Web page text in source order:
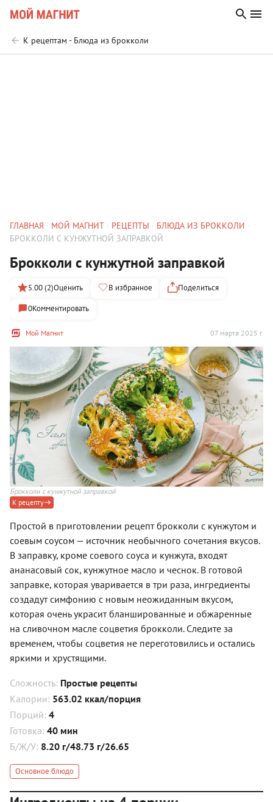
К рецептам - Блюда из брокколи
ГЛАВНАЯ МОЙ МАГНИТ РЕЦЕПТЫ
БЛЮДА ИЗ БРОККОЛИ
БРОККОЛИ С КУНЖУТНОЙ ЗАПРАВКОЙ
Брокколи с кунжутной заправкой
Мой Магнит 07 марта 2025 г.
5.00 (2)Оценить В избранное
Поделиться
0Комментировать
Брокколи с кунжутной заправкой
К рецепту
Простой в приготовлении рецепт брокколи с кунжутом и
соевым соусом — источник необычного сочетания вкусов.
В заправку, кроме соевого соуса и кунжута, входят
ананасовый сок, кунжутное масло и чеснок. В готовой
заправке, которая уваривается в три раза, ингредиенты
создадут симфонию с новым неожиданным вкусом,
которая очень украсит бланшированные и обжаренные
на сливочном масле соцветия брокколи. Следите за
временем, чтобы соцветия не переготовились и остались
яркими и хрустящими.
Сложность: Простые рецепты
Калории: 563.02 ккал/порция
Порций: 4
Готовка: 40 мин
Б/Ж/У: 8.20 г/48.73 г/26.65
Основное блюдо